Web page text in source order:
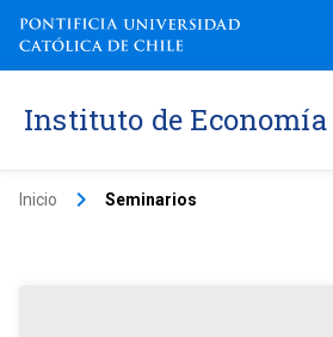
Instituto de Economía
Inicio keyboard_arrow_right Seminarios